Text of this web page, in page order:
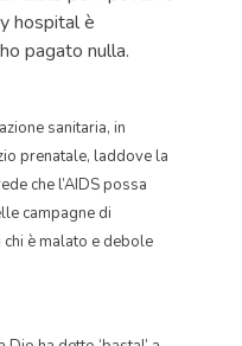
hospital è
pagato nulla.
sanitaria, in
prenatale, laddove la
che l’AIDS possa
campagne di
è malato e debole